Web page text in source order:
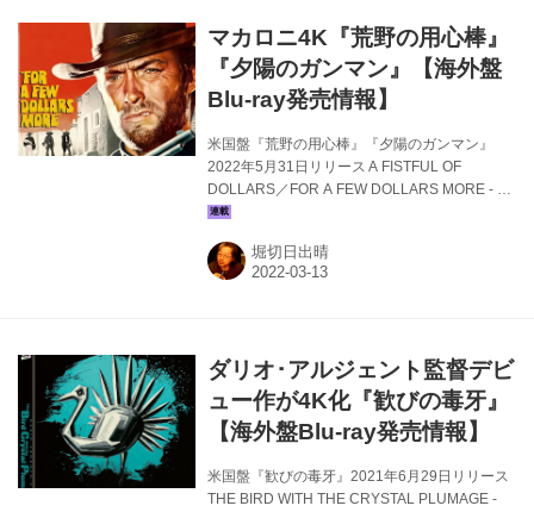
マカロニ4K『荒野の用心棒』
『夕陽のガンマン』【海外盤
Blu-ray発売情報】
米国盤『荒野の用心棒』『夕陽のガンマン』
2022年5月31日リリース A FISTFUL OF
DOLLARS／FOR A FEW DOLLARS MORE - 4K
UHD BLU-RAY キーノ･ローバーから、監督セル
のコンビによる傑作マカロニ･ウエスタン『荒野
の用心棒』（1964）『夕陽のガンマン』
／BT.709仕様版となります。 『荒野の用心棒』
と『夕陽のガンマン』は2018年に、伊ボロー...
堀切日出晴
ダリオ･アルジェント監督デビ
ュー作が4K化『歓びの毒牙』
【海外盤Blu-ray発売情報】
米国盤『歓びの毒牙』2021年6月29日リリース
THE BIRD WITH THE CRYSTAL PLUMAGE -